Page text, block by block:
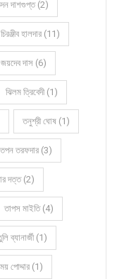
দাশগুপ্ত (2)
চিরঞ্জীব হালদার (11)
জয়দেব দাস (6)
ঝিলম ত্রিবেদী (1)
তনুশ্রী ঘোষ (1)
তপন তরফদার (3)
দত্ত (2)
তাপস মাইতি (4)
ব্যানার্জী (1)
পোদ্দার (1)